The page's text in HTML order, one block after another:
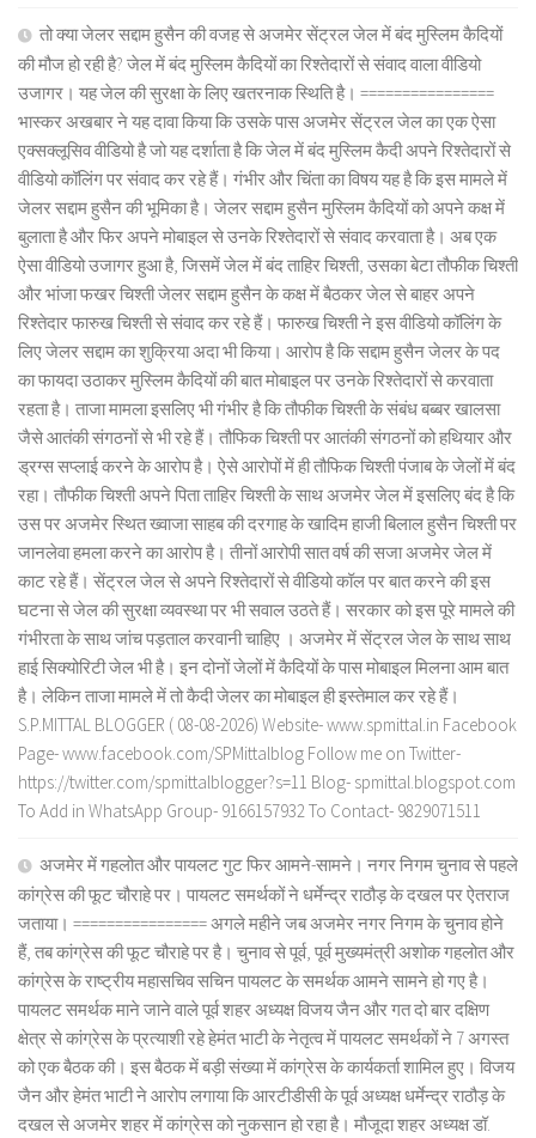
तो क्या जेलर सद्दाम हुसैन की वजह से अजमेर सेंट्रल जेल में बंद मुस्लिम कैदियों
की मौज हो रही है? जेल में बंद मुस्लिम कैदियों का रिश्तेदारों से संवाद वाला वीडियो
उजागर। यह जेल की सुरक्षा के लिए खतरनाक स्थिति है। ================
भास्कर अखबार ने यह दावा किया कि उसके पास अजमेर सेंट्रल जेल का एक ऐसा
एक्सक्लूसिव वीडियो है जो यह दर्शाता है कि जेल में बंद मुस्लिम कैदी अपने रिश्तेदारों से
वीडियो कॉलिंग पर संवाद कर रहे हैं। गंभीर और चिंता का विषय यह है कि इस मामले में
जेलर सद्दाम हुसैन की भूमिका है। जेलर सद्दाम हुसैन मुस्लिम कैदियों को अपने कक्ष में
बुलाता है और फिर अपने मोबाइल से उनके रिश्तेदारों से संवाद करवाता है। अब एक
ऐसा वीडियो उजागर हुआ है, जिसमें जेल में बंद ताहिर चिश्ती, उसका बेटा तौफीक चिश्ती
और भांजा फखर चिश्ती जेलर सद्दाम हुसैन के कक्ष में बैठकर जेल से बाहर अपने
रिश्तेदार फारुख चिश्ती से संवाद कर रहे हैं। फारुख चिश्ती ने इस वीडियो कॉलिंग के
लिए जेलर सद्दाम का शुक्रिया अदा भी किया। आरोप है कि सद्दाम हुसैन जेलर के पद
का फायदा उठाकर मुस्लिम कैदियों की बात मोबाइल पर उनके रिश्तेदारों से करवाता
रहता है। ताजा मामला इसलिए भी गंभीर है कि तौफीक चिश्ती के संबंध बब्बर खालसा
जैसे आतंकी संगठनों से भी रहे हैं। तौफिक चिश्ती पर आतंकी संगठनों को हथियार और
ड्रग्स सप्लाई करने के आरोप है। ऐसे आरोपों में ही तौफिक चिश्ती पंजाब के जेलों में बंद
रहा। तौफीक चिश्ती अपने पिता ताहिर चिश्ती के साथ अजमेर जेल में इसलिए बंद है कि
उस पर अजमेर स्थित ख्वाजा साहब की दरगाह के खादिम हाजी बिलाल हुसैन चिश्ती पर
जानलेवा हमला करने का आरोप है। तीनों आरोपी सात वर्ष की सजा अजमेर जेल में
काट रहे हैं। सेंट्रल जेल से अपने रिश्तेदारों से वीडियो कॉल पर बात करने की इस
घटना से जेल की सुरक्षा व्यवस्था पर भी सवाल उठते हैं। सरकार को इस पूरे मामले की
गंभीरता के साथ जांच पड़ताल करवानी चाहिए । अजमेर में सेंट्रल जेल के साथ साथ
हाई सिक्योरिटी जेल भी है। इन दोनों जेलों में कैदियों के पास मोबाइल मिलना आम बात
है। लेकिन ताजा मामले में तो कैदी जेलर का मोबाइल ही इस्तेमाल कर रहे हैं।
S.P.MITTAL BLOGGER ( 08-08-2026) Website- www.spmittal.in Facebook
Page- www.facebook.com/SPMittalblog Follow me on Twitter-
https://twitter.com/spmittalblogger?s=11 Blog- spmittal.blogspot.com
To Add in WhatsApp Group- 9166157932 To Contact- 9829071511
अजमेर में गहलोत और पायलट गुट फिर आमने-सामने। नगर निगम चुनाव से पहले
कांग्रेस की फूट चौराहे पर। पायलट समर्थकों ने धर्मेन्द्र राठौड़ के दखल पर ऐतराज
जताया। ================ अगले महीने जब अजमेर नगर निगम के चुनाव होने
हैं, तब कांग्रेस की फूट चौराहे पर है। चुनाव से पूर्व, पूर्व मुख्यमंत्री अशोक गहलोत और
कांग्रेस के राष्ट्रीय महासचिव सचिन पायलट के समर्थक आमने सामने हो गए है।
पायलट समर्थक माने जाने वाले पूर्व शहर अध्यक्ष विजय जैन और गत दो बार दक्षिण
क्षेत्र से कांग्रेस के प्रत्याशी रहे हेमंत भाटी के नेतृत्व में पायलट समर्थकों ने 7 अगस्त
को एक बैठक की। इस बैठक में बड़ी संख्या में कांग्रेस के कार्यकर्ता शामिल हुए। विजय
जैन और हेमंत भाटी ने आरोप लगाया कि आरटीडीसी के पूर्व अध्यक्ष धर्मेन्द्र राठौड़ के
दखल से अजमेर शहर में कांग्रेस को नुकसान हो रहा है। मौजूदा शहर अध्यक्ष डॉ.